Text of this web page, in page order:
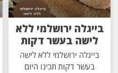
בייגלה ירושלמי ללא
לישה בעשר דקות
בייגלה ירושלמי ללא לישה
בעשר דקות תכינו היום